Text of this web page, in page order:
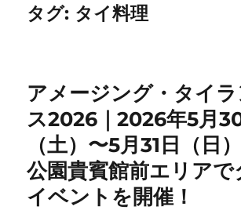
タグ: タイ料理
アメージング・タイ
ス2026｜2026年5月
（土）〜5月31日（日
公園貴賓館前エリアで
イベントを開催！